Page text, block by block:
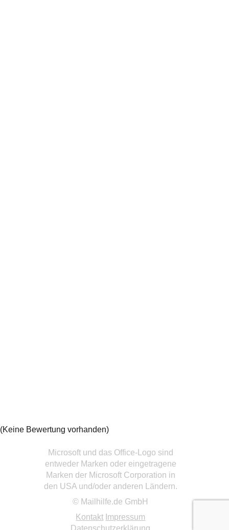
(Keine Bewertung vorhanden)
Microsoft und das Office-Logo sind
entweder Marken oder eingetragene
Marken der Microsoft Corporation in
den USA und/oder anderen Ländern.
© Mailhilfe.de GmbH
Kontakt Impressum
Datenschutzerklärung